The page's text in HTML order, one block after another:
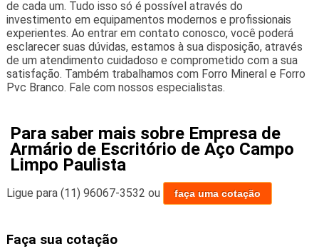
de cada um. Tudo isso só é possível através do
investimento em equipamentos modernos e profissionais
experientes. Ao entrar em contato conosco, você poderá
esclarecer suas dúvidas, estamos à sua disposição, através
de um atendimento cuidadoso e comprometido com a sua
satisfação. Também trabalhamos com Forro Mineral e Forro
Pvc Branco. Fale com nossos especialistas.
Para saber mais sobre Empresa de
Armário de Escritório de Aço Campo
Limpo Paulista
Ligue para (11) 96067-3532 ou faça uma cotação
Faça sua cotação